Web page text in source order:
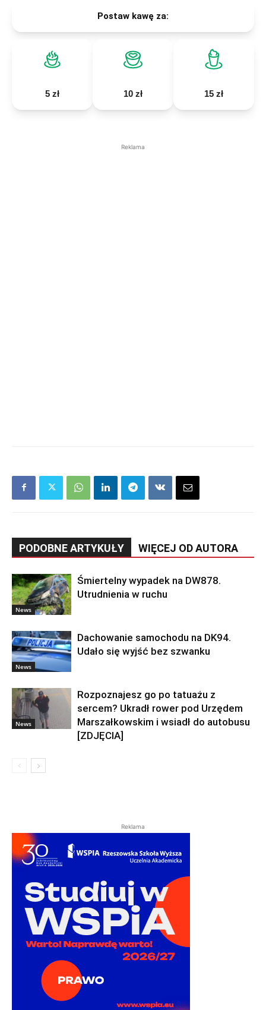
Postaw kawę za:
5 zł 10 zł 15 zł
Reklama
PODOBNE ARTYKUŁY WIĘCEJ OD AUTORA
News
Śmiertelny wypadek na DW878.
Utrudnienia w ruchu
News
Dachowanie samochodu na DK94.
Udało się wyjść bez szwanku
News
Rozpoznajesz go po tatuażu z
sercem? Ukradł rower pod Urzędem
Marszałkowskim i wsiadł do autobusu
[ZDJĘCIA]
Reklama